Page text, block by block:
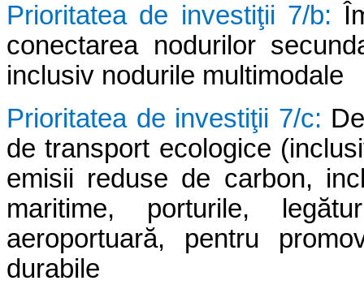
Prioritatea de investiţii 7/b:
conectarea nodurilor
inclusiv nodurile multimodale
Prioritatea de investiţii 7/c:
de transport ecologice
emisii reduse de carbon,
maritime, porturile,
aeroportuară, pentru
durabile